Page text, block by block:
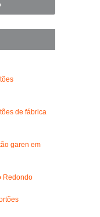
de fábrica
garen em
Redondo